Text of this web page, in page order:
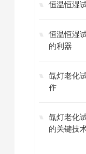
恒温恒湿
恒温恒湿
的利器
氙灯老化
作
氙灯老化
的关键技